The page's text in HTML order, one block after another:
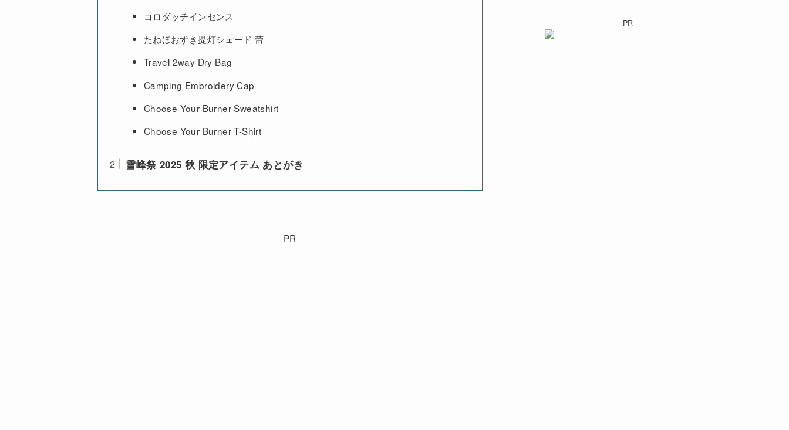
コロダッチインセンス
たねほおずき提灯シェード 蕾
Travel 2way Dry Bag
Camping Embroidery Cap
Choose Your Burner Sweatshirt
Choose Your Burner T-Shirt
雪峰祭 2025 秋 限定アイテム あとがき
PR
PR